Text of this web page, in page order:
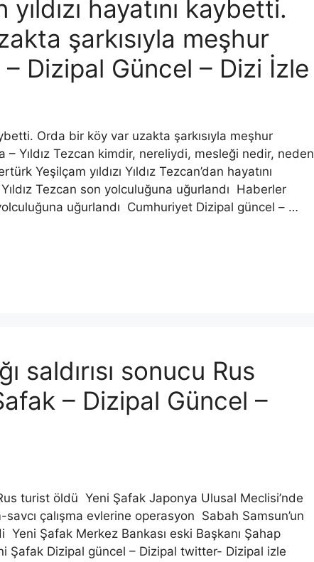
hayatını kaybetti.
şarkısıyla meşhur
Dizipal Güncel – Dizi İzle
Orda bir köy var uzakta şarkısıyla meşhur
– Yıldız Tezcan kimdir, nereliydi, mesleği nedir, neden
Yeşilçam yıldızı Yıldız Tezcan’dan hayatını
Tezcan son yolculuğuna uğurlandı Haberler
uğurlandı Cumhuriyet Dizipal güncel – …
saldırısı sonucu Rus
– Dizipal Güncel –
Rus turist öldü Yeni Şafak Japonya Ulusal Meclisi’nde
çalışma evlerine operasyon Sabah Samsun’un
Şafak Merkez Bankası eski Başkanı Şahap
Şafak Dizipal güncel – Dizipal twitter- Dizipal izle